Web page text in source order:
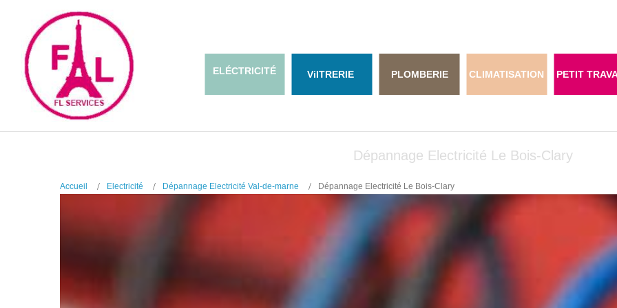
ELÉCTRICITÉ ViITRERIE PLOMBERIE CLIMATISATION PETIT
Dépannage Electricité Le Bois-Clary
Accueil Electricité Dépannage Electricité Val-de-marne Dépannage Electricité Le Bois-Clary